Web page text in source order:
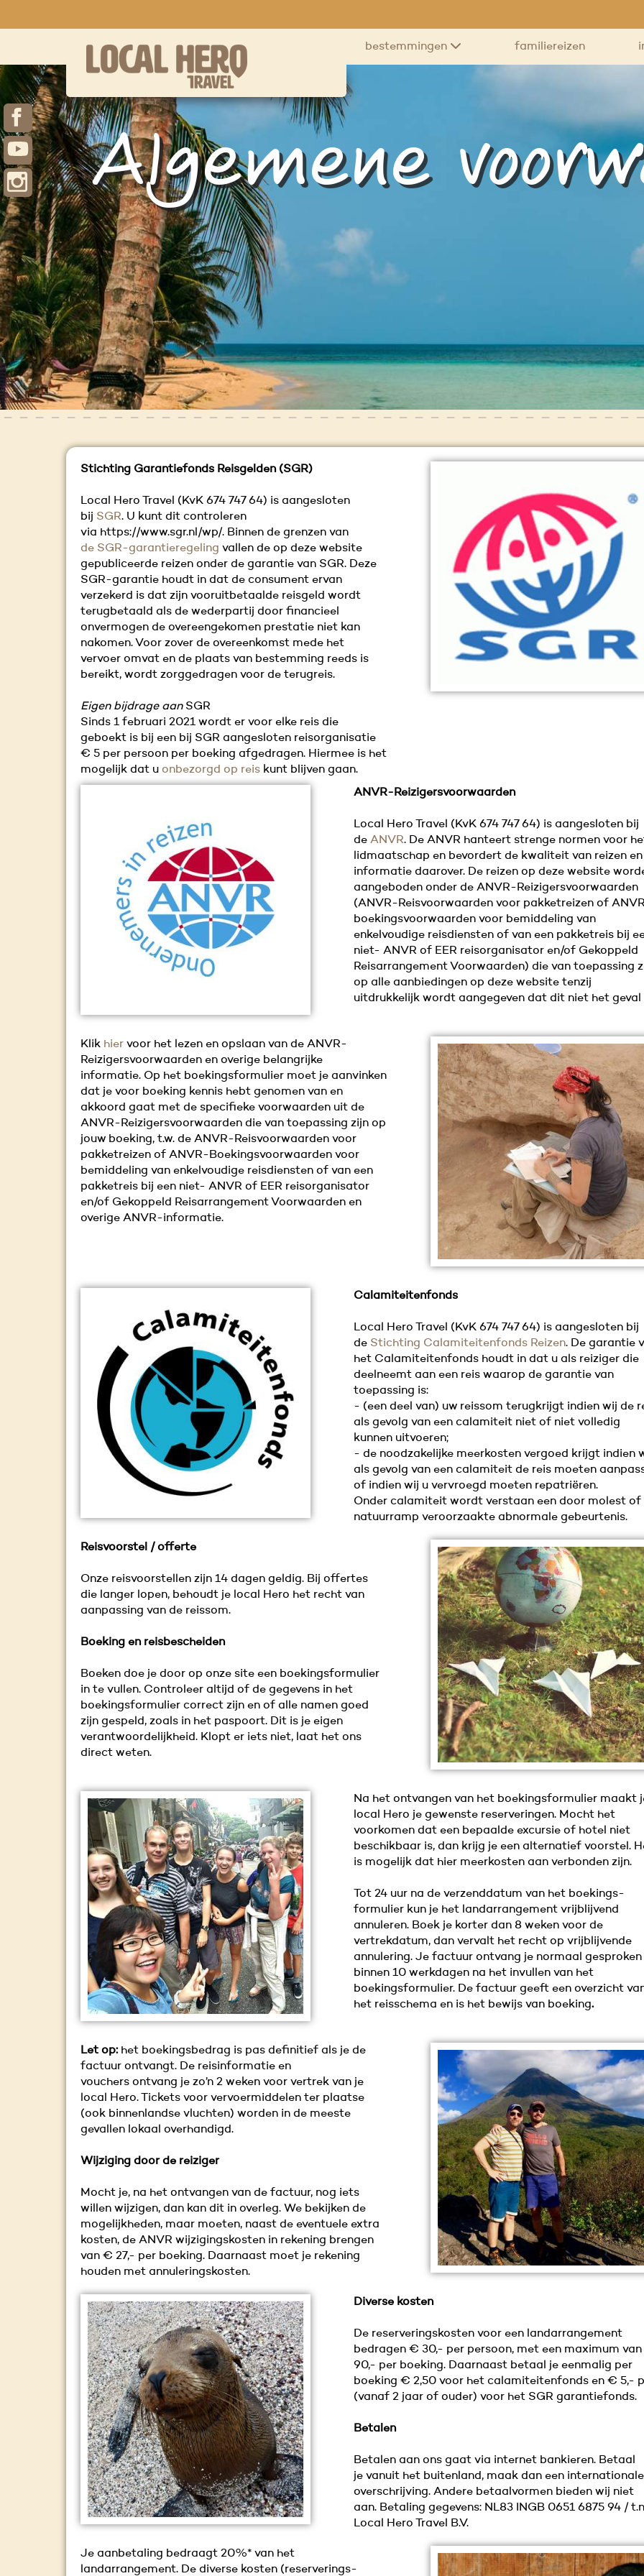
bestemmingen familiereizen
Algemene
Stichting Garantiefonds Reisgelden (SGR)
Local Hero Travel (KvK 674 747 64) is aangesloten
bij SGR. U kunt dit controleren
via https://www.sgr.nl/wp/. Binnen de grenzen van
de SGR-garantieregeling vallen de op deze website
gepubliceerde reizen onder de garantie van SGR. Deze
SGR-garantie houdt in dat de consument ervan
verzekerd is dat zijn vooruitbetaalde reisgeld wordt
terugbetaald als de wederpartij door financieel
onvermogen de overeengekomen prestatie niet kan
nakomen. Voor zover de overeenkomst mede het
vervoer omvat en de plaats van bestemming reeds is
bereikt, wordt zorggedragen voor de terugreis.
Eigen bijdrage aanSGR
Sinds 1 februari 2021 wordt er voor elke reis die
geboekt is bij een bij SGR aangesloten reisorganisatie
€ 5 per persoon per boeking afgedragen. Hiermee is het
mogelijk dat u onbezorgd op reis kunt blijven gaan.
ANVR-Reizigersvoorwaarden
Local Hero Travel (KvK 674 747 64) is aangesloten bij
de ANVR. De ANVR hanteert strenge normen voor
lidmaatschap en bevordert de kwaliteit van reizen en
informatie daarover. De reizen op deze website
aangeboden onder de ANVR-Reizigersvoorwaarden
(ANVR-Reisvoorwaarden voor pakketreizen of
boekingsvoorwaarden voor bemiddeling van
enkelvoudige reisdiensten of van een pakketreis bij
niet- ANVR of EER reisorganisator en/of Gekoppeld
Reisarrangement Voorwaarden) die van toepassing
op alle aanbiedingen op deze website tenzij
uitdrukkelijk wordt aangegeven dat dit niet het geval
Klik hier voor het lezen en opslaan van de ANVR-
Reizigersvoorwaarden en overige belangrijke
informatie. Op het boekingsformulier moet je aanvinken
dat je voor boeking kennis hebt genomen van en
akkoord gaat met de specifieke voorwaarden uit de
ANVR-Reizigersvoorwaarden die van toepassing zijn op
jouw boeking, t.w. de ANVR-Reisvoorwaarden voor
pakketreizen of ANVR-Boekingsvoorwaarden voor
bemiddeling van enkelvoudige reisdiensten of van een
pakketreis bij een niet- ANVR of EER reisorganisator
en/of Gekoppeld Reisarrangement Voorwaarden en
overige ANVR-informatie.
Calamiteitenfonds
Local Hero Travel (KvK 674 747 64) is aangesloten bij
de Stichting Calamiteitenfonds Reizen. De garantie
het Calamiteitenfonds houdt in dat u als reiziger die
deelneemt aan een reis waarop de garantie van
toepassing is:
- (een deel van) uw reissom terugkrijgt indien wij de
als gevolg van een calamiteit niet of niet volledig
kunnen uitvoeren;
- de noodzakelijke meerkosten vergoed krijgt indien
als gevolg van een calamiteit de reis moeten
of indien wij u vervroegd moeten repatriëren.
Onder calamiteit wordt verstaan een door molest of
natuurramp veroorzaakte abnormale gebeurtenis.
Reisvoorstel / offerte
Onze reisvoorstellen zijn 14 dagen geldig. Bij offertes
die langer lopen, behoudt je local Hero het recht van
aanpassing van de reissom.
Boeking en reisbescheiden
Boeken doe je door op onze site een boekingsformulier
in te vullen. Controleer altijd of de gegevens in het
boekingsformulier correct zijn en of alle namen goed
zijn gespeld, zoals in het paspoort. Dit is je eigen
verantwoordelijkheid. Klopt er iets niet, laat het ons
direct weten.
Na het ontvangen van het boekingsformulier maakt
local Hero je gewenste reserveringen. Mocht het
voorkomen dat een bepaalde excursie of hotel niet
beschikbaar is, dan krijg je een alternatief voorstel.
is mogelijk dat hier meerkosten aan verbonden zijn.
Tot 24 uur na de verzenddatum van het boekings-
formulier kun je het landarrangement vrijblijvend
annuleren. Boek je korter dan 8 weken voor de
vertrekdatum, dan vervalt het recht op vrijblijvende
annulering. Je factuur ontvang je normaal gesproken
binnen 10 werkdagen na het invullen van het
boekingsformulier. De factuur geeft een overzicht
het reisschema en is het bewijs van boeking.
Let op:het boekingsbedrag is pas definitief als je de
factuur ontvangt. De reisinformatie en
vouchers ontvang je zo’n 2 weken voor vertrek van je
local Hero. Tickets voor vervoermiddelen ter plaatse
(ook binnenlandse vluchten) worden in de meeste
gevallen lokaal overhandigd.
Wijziging door de reiziger
Mocht je, na het ontvangen van de factuur, nog iets
willen wijzigen, dan kan dit in overleg. We bekijken de
mogelijkheden, maar moeten, naast de eventuele extra
kosten, de ANVR wijzigingskosten in rekening brengen
van € 27,- per boeking. Daarnaast moet je rekening
houden met annuleringskosten.
Diverse kosten
De reserveringskosten voor een landarrangement
bedragen € 30,- per persoon, met een maximum
90,- per boeking. Daarnaast betaal je eenmalig per
boeking € 2,50 voor het calamiteitenfonds en € 5,-
(vanaf 2 jaar of ouder) voor het SGR garantiefonds.
Betalen
Betalen aan ons gaat via internet bankieren. Betaal
je vanuit het buitenland, maak dan een internationale
overschrijving. Andere betaalvormen bieden wij niet
aan. Betaling gegevens: NL83 INGB 0651 6875 94 /
Local Hero Travel B.V.
Je aanbetaling bedraagt 20%* van het
landarrangement. De diverse kosten (reserverings-